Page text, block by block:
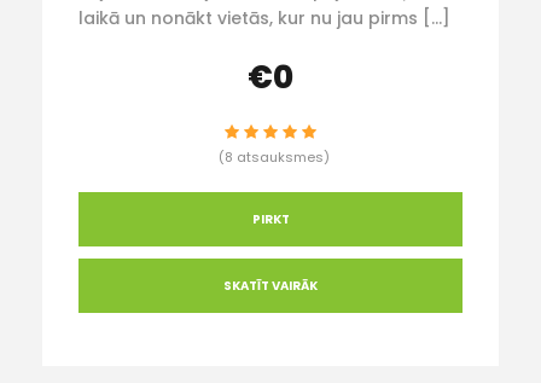
laikā un nonākt vietās, kur nu jau pirms […]
€0
(8 atsauksmes)
PIRKT
SKATĪT VAIRĀK